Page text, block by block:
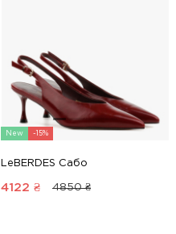
New -15%
LeBERDES Сабо
4122 ₴ 4850 ₴